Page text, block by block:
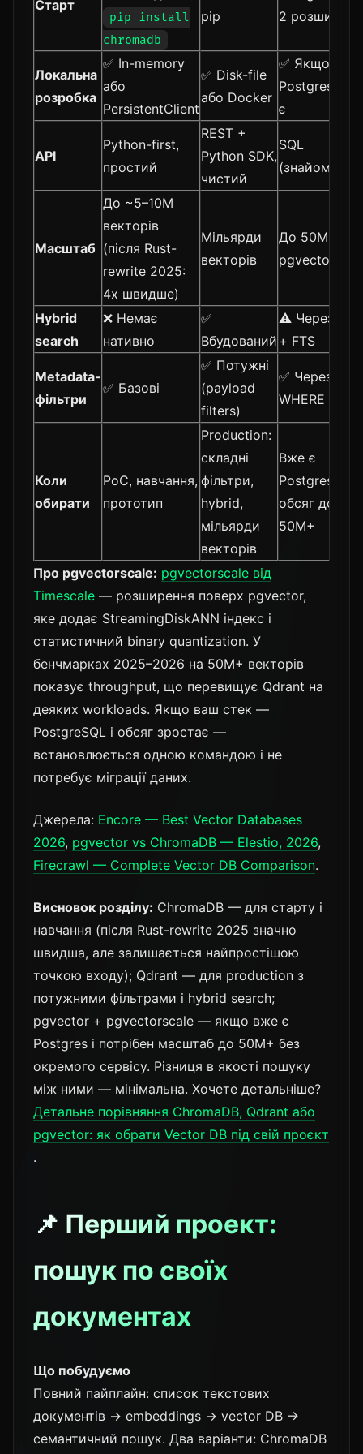
Старт
pip install
chromadb
pip
2
Локальна
розробка
✅ In-memory
або
PersistentClient
✅ Disk-file
або Docker
✅ Якщо
Postgres вже
є
API
Python-first,
простий
REST +
Python SDK,
чистий
SQL
(знайомий)
Масштаб
До ~5–10M
векторів
(після Rust-
rewrite 2025:
4x швидше)
Мільярди
векторів
До 50M+ з
Hybrid
search
❌ Немає
нативно
✅
Вбудований
⚠️ Через SQL
+ FTS
Metadata-
фільтри
✅ Базові
✅ Потужні
(payload
filters)
✅ Через
WHERE
Коли
обирати
PoC, навчання,
прототип
Production:
складні
фільтри,
hybrid,
мільярди
векторів
Вже є
Postgres,
обсяг до
50M+
Про pgvectorscale: pgvectorscale від
Timescale — розширення поверх pgvector,
яке додає StreamingDiskANN індекс і
статистичний binary quantization. У
бенчмарках 2025–2026 на 50M+ векторів
показує throughput, що перевищує Qdrant на
деяких workloads. Якщо ваш стек —
PostgreSQL і обсяг зростає —
встановлюється одною командою і не
потребує міграції даних.
Джерела: Encore — Best Vector Databases
2026, pgvector vs ChromaDB — Elestio, 2026,
Firecrawl — Complete Vector DB Comparison.
Висновок розділу: ChromaDB — для старту і
навчання (після Rust-rewrite 2025 значно
швидша, але залишається найпростішою
точкою входу); Qdrant — для production з
потужними фільтрами і hybrid search;
pgvector + pgvectorscale — якщо вже є
Postgres і потрібен масштаб до 50M+ без
окремого сервісу. Різниця в якості пошуку
між ними — мінімальна. Хочете детальніше?
Детальне порівняння ChromaDB, Qdrant або
pgvector: як обрати Vector DB під свій проєкт
.
📌 Перший проект:
пошук по своїх
документах
Що побудуємо
Повний пайплайн: список текстових
документів → embeddings → vector DB →
семантичний пошук. Два варіанти: ChromaDB